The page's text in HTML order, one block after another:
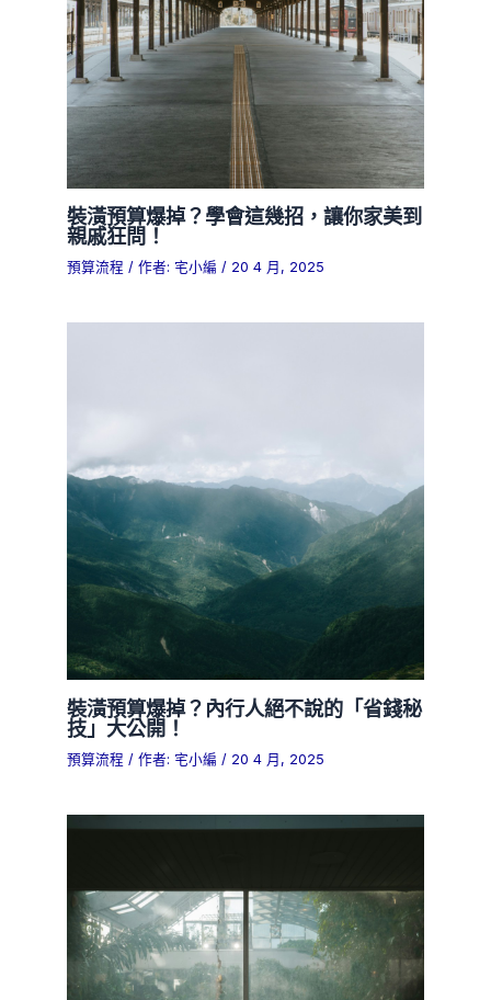
裝潢預算爆掉？學會這幾招，讓你家美到
親戚狂問！
預算流程 / 作者: 宅小編 / 20 4 月, 2025
裝潢預算爆掉？內行人絕不說的「省錢秘
技」大公開！
預算流程 / 作者: 宅小編 / 20 4 月, 2025